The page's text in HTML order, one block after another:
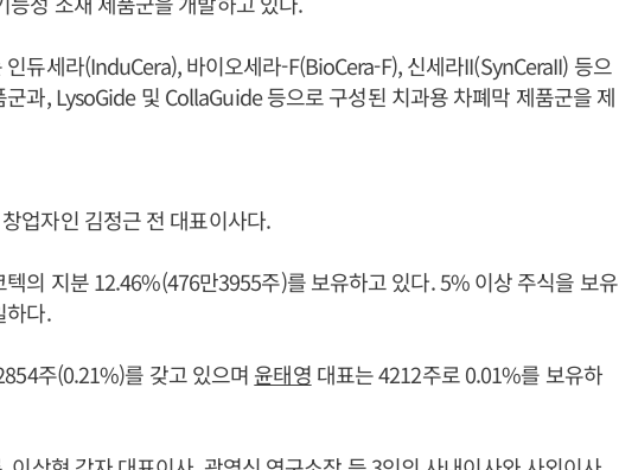
듀세라(InduCera), 바이오세라-F(BioCera-F), 신세라II(SynCeraII) 등으
과, LysoGide 및 CollaGuide 등으로 구성된 치과용 차폐막 제품군을 제
업자인 김정근 전 대표이사다.
의 지분 12.46%(476만3955주)를 보유하고 있다. 5% 이상 주식을 보유
하다.
주(0.21%)를 갖고 있으며 윤태영 대표는 4212주로 0.01%를 보유하